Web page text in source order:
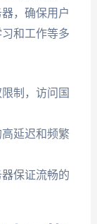
，确保用户
和工作等多
制，访问国
延迟和频繁
保证流畅的